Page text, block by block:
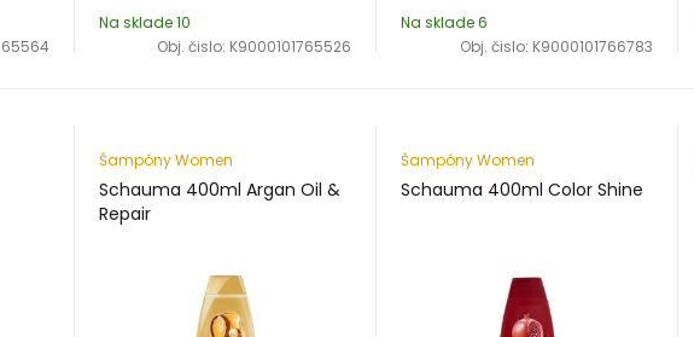
Na sklade 10
Obj. čislo: K9000101765526
Na sklade 6
Obj. čislo: K9000101766783
Šampóny Women
Schauma 400ml Argan Oil &
Repair
Šampóny Women
Schauma 400ml Color Shine